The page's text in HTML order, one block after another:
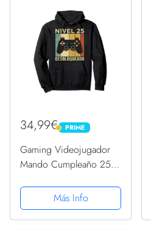
34,99€ PRIME
PRIME
Gaming Videojugador
Mando Cumpleaño 25
Sudadera con Capucha
Más Info